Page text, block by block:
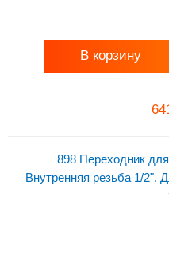
В корзину
898 Переходник
Внутренняя резьба 1/2".